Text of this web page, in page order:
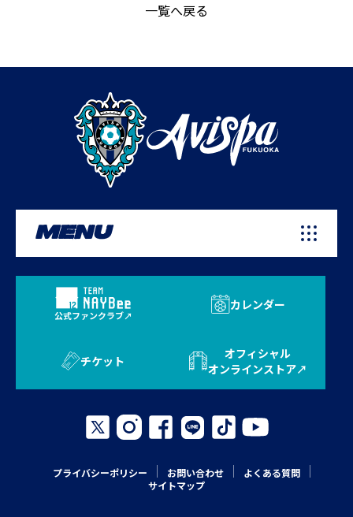
一覧へ戻る
MENU
公式ファンクラブ
カレンダー
チケット
オフィシャル
オンラインストア
プライバシーポリシー お問い合わせ
よくある質問
サイトマップ